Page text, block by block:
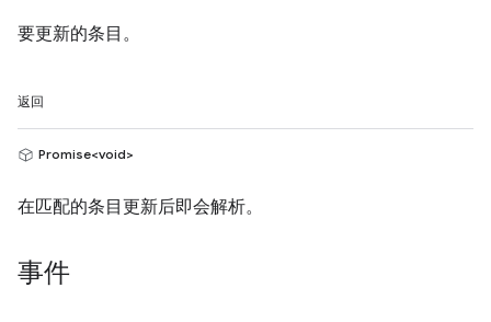
要更新的条目。
返回
Promise<void>
在匹配的条目更新后即会解析。
事件